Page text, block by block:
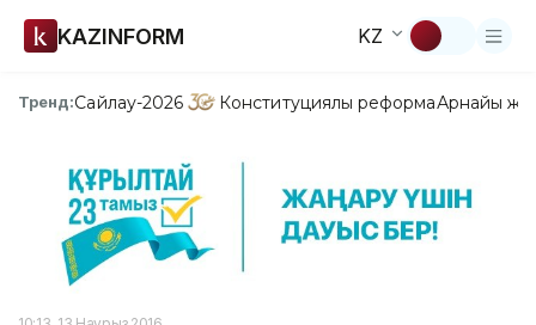
KAZINFORM KZ
Тренд:Сайлау-2026 Конституциялық реформаАрнайы